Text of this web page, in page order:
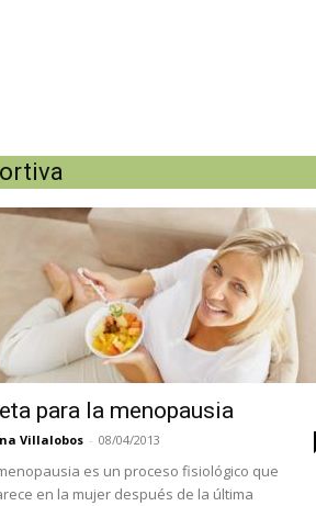
para la menopausia
Villalobos - 08/04/2013
es un proceso fisiológico que
en la mujer después de la última